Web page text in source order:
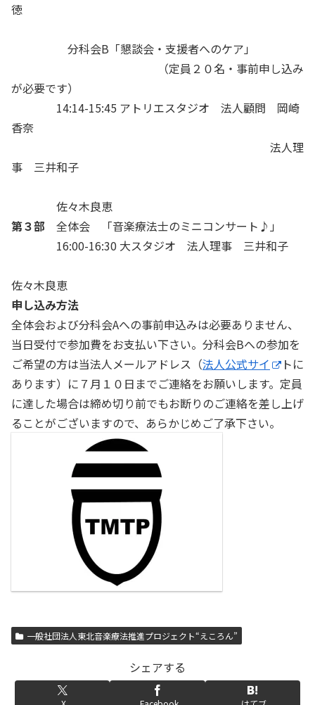
徳
分科会B「懇談会・支援者へのケア」
（定員２０名・事前申し込み
が必要です）
14:14-15:45 アトリエスタジオ 法人顧問 岡崎
香奈
法人理
事 三井和子
佐々木良恵
第３部 全体会 「音楽療法士のミニコンサート♪」
16:00-16:30 大スタジオ 法人理事 三井和子
佐々木良恵
申し込み方法
全体会および分科会Aへの事前申込みは必要ありません、
当日受付で参加費をお支払い下さい。分科会Bへの参加を
ご希望の方は当法人メールアドレス（法人公式サイ
トに
あります）に７月１０日までご連絡をお願いします。定員
に達した場合は締め切り前でもお断りのご連絡を差し上げ
ることがございますので、あらかじめご了承下さい。
一般社団法人東北音楽療法推進プロジェクト“えころん”
シェアする